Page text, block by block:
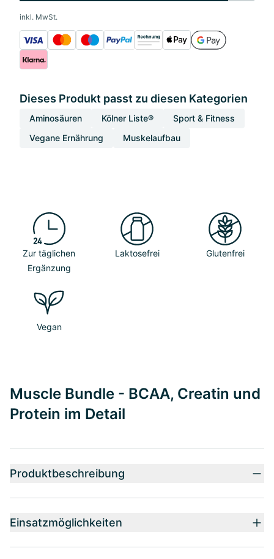
inkl. MwSt.
Dieses Produkt passt zu diesen Kategorien
Aminosäuren Kölner Liste®
Sport & Fitness
Vegane Ernährung
Muskelaufbau
Zur täglichen
Ergänzung
Laktosefrei Glutenfrei
Vegan
Muscle Bundle - BCAA, Creatin und
Protein im Detail
Produktbeschreibung
Einsatzmöglichkeiten